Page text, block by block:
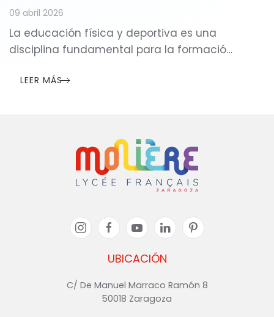
09 abril 2026
La educación física y deportiva es una
disciplina fundamental para la formació…
LEER MÁS
UBICACIÓN
C/ De Manuel Marraco Ramón 8
50018 Zaragoza